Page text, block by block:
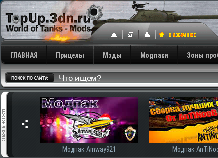
ГЛАВНАЯ Прицелы Моды Модпаки Зоны
Модпак Amway921 Модпак